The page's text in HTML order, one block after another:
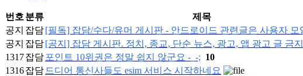
번호 분류 제목
공지 잡담[필독] 잡담/수다/유머 게시판 - 안드로이드 관련글은 사용자 모
공지 잡담[공지] 잡담 게시판. 정치, 종교, 단순 뉴스, 광고, 앱 광고 글 금
1317잡담 포인트 10위권은 정말 쉽지 않군요 -_-; 10
1316잡담 드디어 통신사들도 esim 서비스 시작하네요